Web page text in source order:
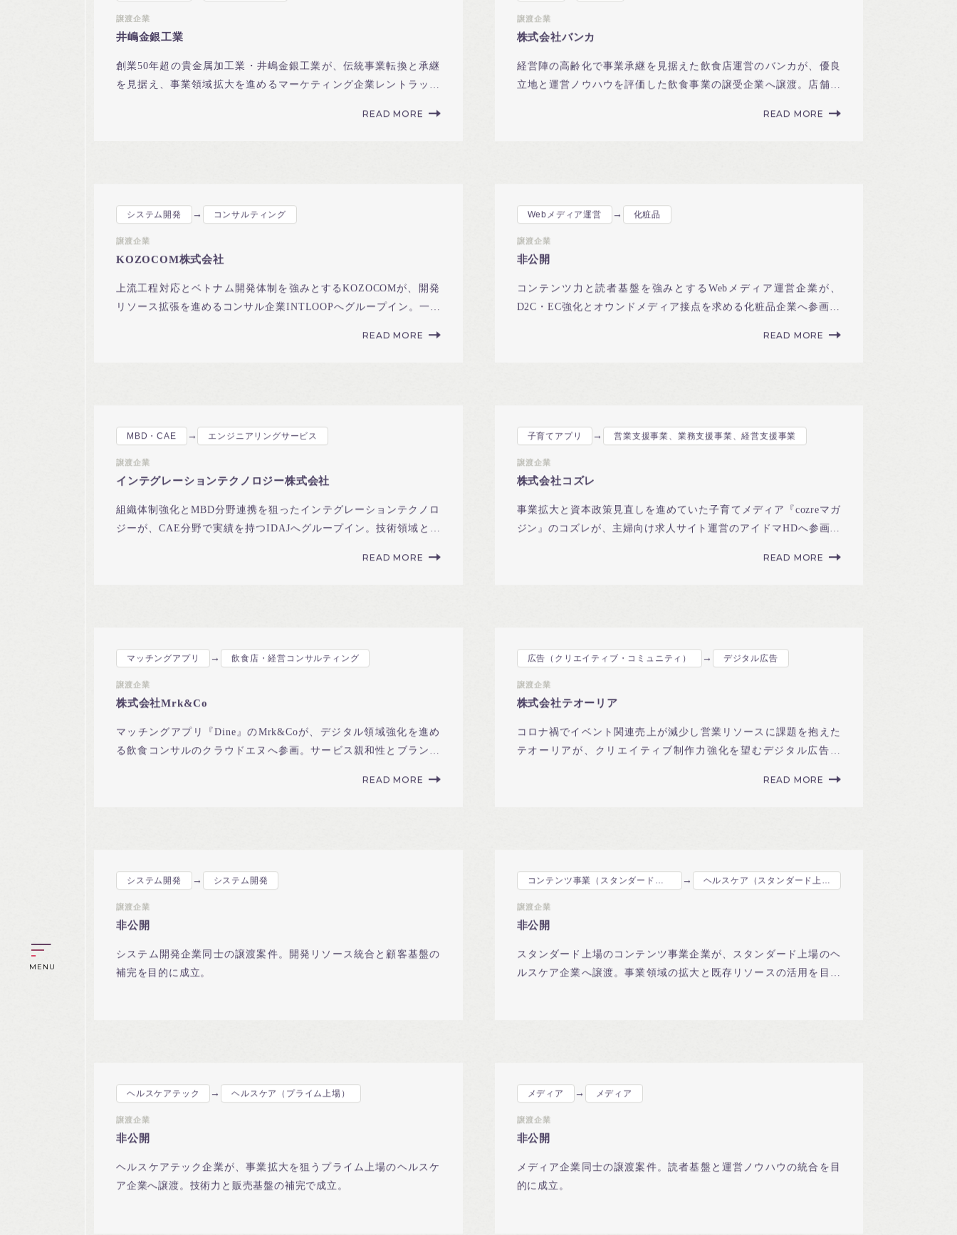
譲渡企業
井嶋金銀工業
創業50年超の貴金属加工業・井嶋金銀工業が、伝統事業転換と承継
を見据え、事業領域拡大を進めるマーケティング企業レントラック
READ MORE
譲渡企業
株式会社バンカ
経営陣の高齢化で事業承継を見据えた飲食店運営のバンカが、優良
立地と運営ノウハウを評価した飲食事業の譲受企業へ譲渡。店舗基
READ MORE
システム開発 → コンサルティング
譲渡企業
KOZOCOM株式会社
上流工程対応とベトナム開発体制を強みとするKOZOCOMが、開発
リソース拡張を進めるコンサル企業INTLOOPへグループイン。一気
READ MORE
Webメディア運営 → 化粧品
譲渡企業
非公開
コンテンツ力と読者基盤を強みとするWebメディア運営企業が、
D2C・EC強化とオウンドメディア接点を求める化粧品企業へ参画。
READ MORE
MBD・CAE → エンジニアリングサービス
譲渡企業
インテグレーションテクノロジー株式会社
組織体制強化とMBD分野連携を狙ったインテグレーションテクノロ
ジーが、CAE分野で実績を持つIDAJへグループイン。技術領域と顧
READ MORE
子育てアプリ → 営業支援事業、業務支援事業、経営支援事業
譲渡企業
株式会社コズレ
事業拡大と資本政策見直しを進めていた子育てメディア『cozreマガ
ジン』のコズレが、主婦向け求人サイト運営のアイドマHDへ参画。
READ MORE
マッチングアプリ → 飲食店・経営コンサルティング
譲渡企業
株式会社Mrk&Co
マッチングアプリ『Dine』のMrk&Coが、デジタル領域強化を進め
る飲食コンサルのクラウドエヌへ参画。サービス親和性とブランデ
READ MORE
広告（クリエイティブ・コミュニティ） → デジタル広告
譲渡企業
株式会社テオーリア
コロナ禍でイベント関連売上が減少し営業リソースに課題を抱えた
テオーリアが、クリエイティブ制作力強化を望むデジタル広告の
READ MORE
システム開発 → システム開発
譲渡企業
非公開
システム開発企業同士の譲渡案件。開発リソース統合と顧客基盤の
補完を目的に成立。
コンテンツ事業（スタンダード上場） → ヘルスケア（スタンダード上場）
譲渡企業
非公開
スタンダード上場のコンテンツ事業企業が、スタンダード上場のヘ
ルスケア企業へ譲渡。事業領域の拡大と既存リソースの活用を目的
ヘルスケアテック → ヘルスケア（プライム上場）
譲渡企業
非公開
ヘルスケアテック企業が、事業拡大を狙うプライム上場のヘルスケ
ア企業へ譲渡。技術力と販売基盤の補完で成立。
メディア → メディア
譲渡企業
非公開
メディア企業同士の譲渡案件。読者基盤と運営ノウハウの統合を目
的に成立。
MENU